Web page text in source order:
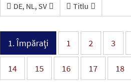
DE, NL, SV Titlu
1. Împăraţi 1 2 3
14 15 16 17 18